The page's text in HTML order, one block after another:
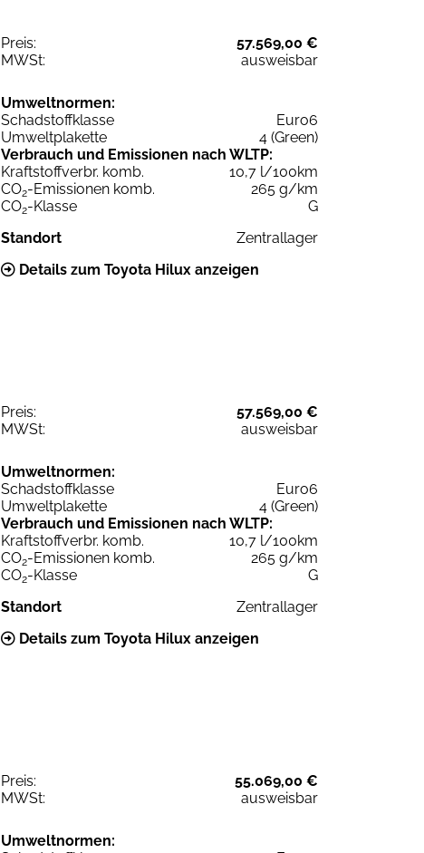
Preis:
57.569,00 €
MWSt:
ausweisbar
Umweltnormen:
Schadstoffklasse
Euro6
Umweltplakette
4 (Green)
Verbrauch und Emissionen nach WLTP:
Kraftstoffverbr. komb.
10,7 l/100km
CO2-Emissionen komb.
265 g/km
CO2-Klasse
G
Standort
Zentrallager
Details zum Toyota Hilux anzeigen
Preis:
57.569,00 €
MWSt:
ausweisbar
Umweltnormen:
Schadstoffklasse
Euro6
Umweltplakette
4 (Green)
Verbrauch und Emissionen nach WLTP:
Kraftstoffverbr. komb.
10,7 l/100km
CO2-Emissionen komb.
265 g/km
CO2-Klasse
G
Standort
Zentrallager
Details zum Toyota Hilux anzeigen
Preis:
55.069,00 €
MWSt:
ausweisbar
Umweltnormen: